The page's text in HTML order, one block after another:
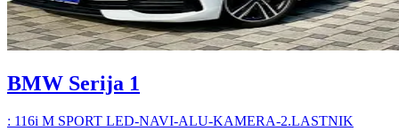
BMW Serija 1
: 116i M SPORT LED-NAVI-ALU-KAMERA-2.LASTNIK